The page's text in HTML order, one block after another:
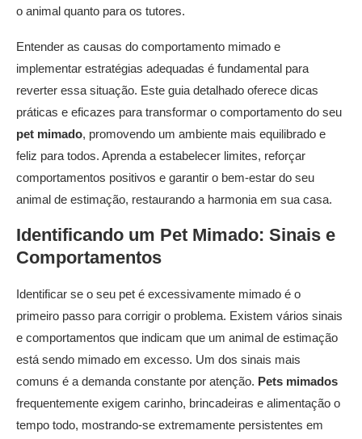
o animal quanto para os tutores.
Entender as causas do comportamento mimado e
implementar estratégias adequadas é fundamental para
reverter essa situação. Este guia detalhado oferece dicas
práticas e eficazes para transformar o comportamento do seu
pet mimado, promovendo um ambiente mais equilibrado e
feliz para todos. Aprenda a estabelecer limites, reforçar
comportamentos positivos e garantir o bem-estar do seu
animal de estimação, restaurando a harmonia em sua casa.
Identificando um Pet Mimado: Sinais e
Comportamentos
Identificar se o seu pet é excessivamente mimado é o
primeiro passo para corrigir o problema. Existem vários sinais
e comportamentos que indicam que um animal de estimação
está sendo mimado em excesso. Um dos sinais mais
comuns é a demanda constante por atenção. Pets mimados
frequentemente exigem carinho, brincadeiras e alimentação o
tempo todo, mostrando-se extremamente persistentes em